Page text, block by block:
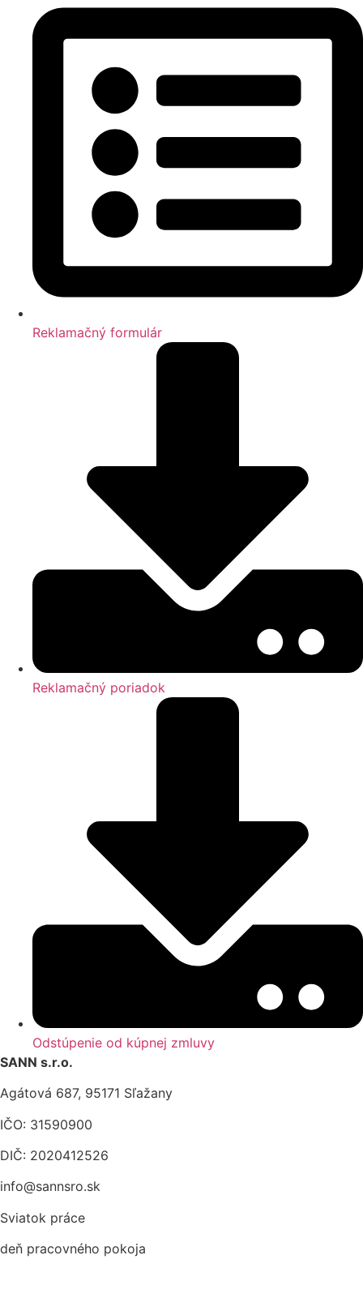
Reklamačný formulár
Reklamačný poriadok
Odstúpenie od kúpnej zmluvy
SANN s.r.o.
Agátová 687, 95171 Sľažany
IČO: 31590900
DIČ: 2020412526
info@sannsro.sk
Sviatok práce
deň pracovného pokoja